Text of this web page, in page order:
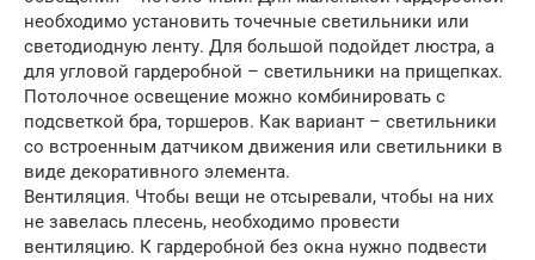
необходимо установить точечные светильники или
светодиодную ленту. Для большой подойдет люстра, а
для угловой гардеробной – светильники на прищепках.
Потолочное освещение можно комбинировать с
подсветкой бра, торшеров. Как вариант – светильники
со встроенным датчиком движения или светильники в
виде декоративного элемента.
Вентиляция. Чтобы вещи не отсыревали, чтобы на них
не завелась плесень, необходимо провести
вентиляцию. К гардеробной без окна нужно подвести